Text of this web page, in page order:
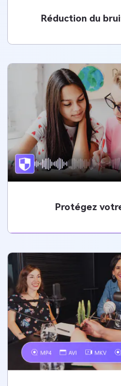
Réduction du
Réduction du
Grâce à des algorithmes d'IA
les utilisateurs un processus
Cet outil vous permet
indésirable de vos
se traduit par des supports de
Essayez-Le
Protégez
Protégez
Chez Media.io, nous accordons
protection de votre vie privée.
votre vie privée est protégée,
vidéo téléchargés sont
de 24 heures. Vous pouvez
enregistrements sans vous
Essayez-Le